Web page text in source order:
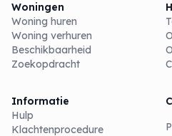
Woningen
Woning huren
Woning verhuren
Beschikbaarheid
Zoekopdracht
Informatie
Hulp
Klachtenprocedure